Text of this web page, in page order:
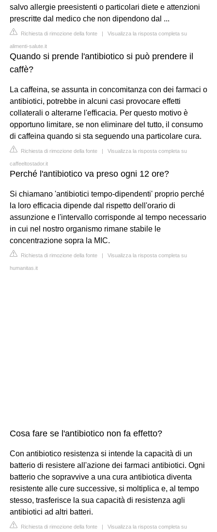
salvo allergie preesistenti o particolari diete e attenzioni
prescritte dal medico che non dipendono dal ...
Richiesta di rimozione della fonte | Visualizza la risposta completa su
alimenti-salute.it
Quando si prende l'antibiotico si può prendere il
caffè?
La caffeina, se assunta in concomitanza con dei farmaci o
antibiotici, potrebbe in alcuni casi provocare effetti
collaterali o alterarne l'efficacia. Per questo motivo è
opportuno limitare, se non eliminare del tutto, il consumo
di caffeina quando si sta seguendo una particolare cura.
Richiesta di rimozione della fonte | Visualizza la risposta completa su
caffeeltostador.it
Perché l'antibiotico va preso ogni 12 ore?
Si chiamano 'antibiotici tempo-dipendenti' proprio perché
la loro efficacia dipende dal rispetto dell'orario di
assunzione e l'intervallo corrisponde al tempo necessario
in cui nel nostro organismo rimane stabile le
concentrazione sopra la MIC.
Richiesta di rimozione della fonte | Visualizza la risposta completa su
humanitas.it
Cosa fare se l'antibiotico non fa effetto?
Con antibiotico resistenza si intende la capacità di un
batterio di resistere all'azione dei farmaci antibiotici. Ogni
batterio che sopravvive a una cura antibiotica diventa
resistente alle cure successive, si moltiplica e, al tempo
stesso, trasferisce la sua capacità di resistenza agli
antibiotici ad altri batteri.
Richiesta di rimozione della fonte | Visualizza la risposta completa su